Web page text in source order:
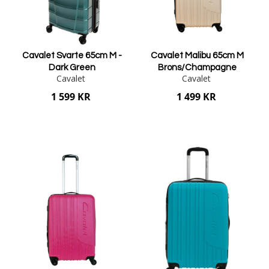
Cavalet Svarte 65cm M -
Dark Green
Cavalet
1 599 KR
Cavalet Malibu 65cm M
Brons/Champagne
Cavalet
1 499 KR